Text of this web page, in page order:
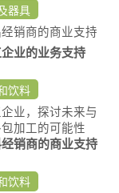
器具
销商的商业支持
业的业务支持
饮料
业，探讨未来与
加工的可能性
销商的商业支持
饮料